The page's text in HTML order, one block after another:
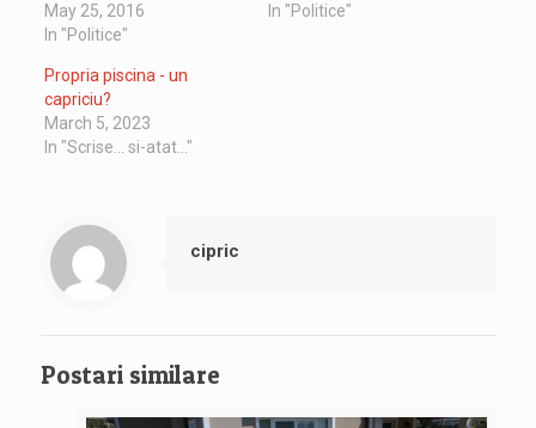
May 25, 2016
In "Politice"
In "Politice"
Propria piscina - un
capriciu?
March 5, 2023
In "Scrise... si-atat..."
cipric
Postari similare